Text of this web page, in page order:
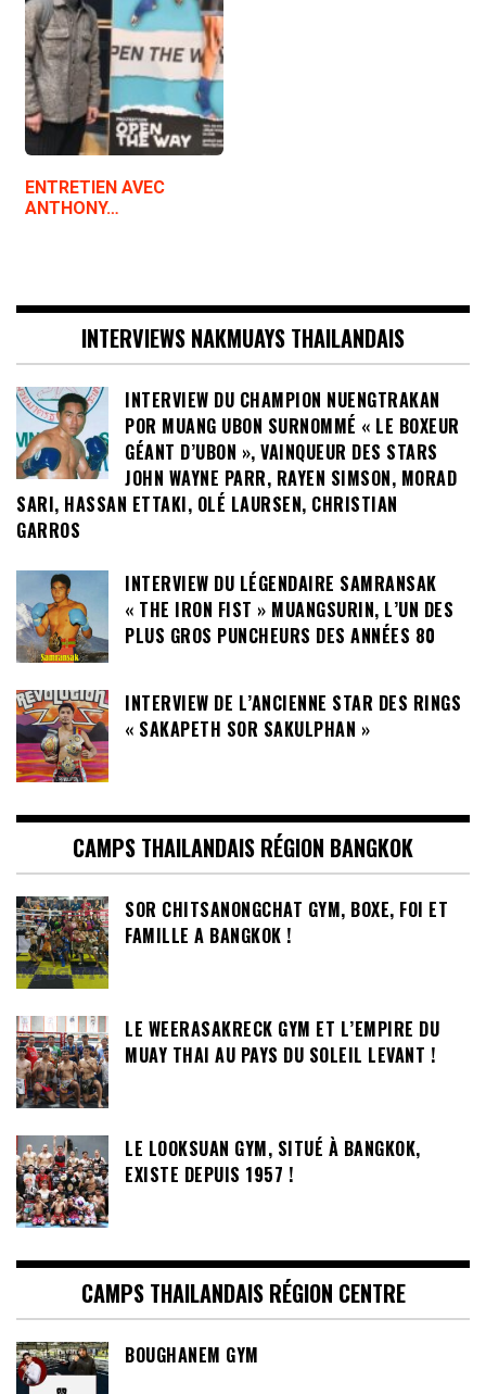
ENTRETIEN AVEC
ANTHONY…
INTERVIEWS NAKMUAYS THAILANDAIS
INTERVIEW DU CHAMPION NUENGTRAKAN
POR MUANG UBON SURNOMMÉ « LE BOXEUR
GÉANT D’UBON », VAINQUEUR DES STARS
JOHN WAYNE PARR, RAYEN SIMSON, MORAD
SARI, HASSAN ETTAKI, OLÉ LAURSEN, CHRISTIAN
GARROS
INTERVIEW DU LÉGENDAIRE SAMRANSAK
« THE IRON FIST » MUANGSURIN, L’UN DES
PLUS GROS PUNCHEURS DES ANNÉES 80
INTERVIEW DE L’ANCIENNE STAR DES RINGS
« SAKAPETH SOR SAKULPHAN »
CAMPS THAILANDAIS RÉGION BANGKOK
SOR CHITSANONGCHAT GYM, BOXE, FOI ET
FAMILLE A BANGKOK !
LE WEERASAKRECK GYM ET L’EMPIRE DU
MUAY THAI AU PAYS DU SOLEIL LEVANT !
LE LOOKSUAN GYM, SITUÉ À BANGKOK,
EXISTE DEPUIS 1957 !
CAMPS THAILANDAIS RÉGION CENTRE
BOUGHANEM GYM